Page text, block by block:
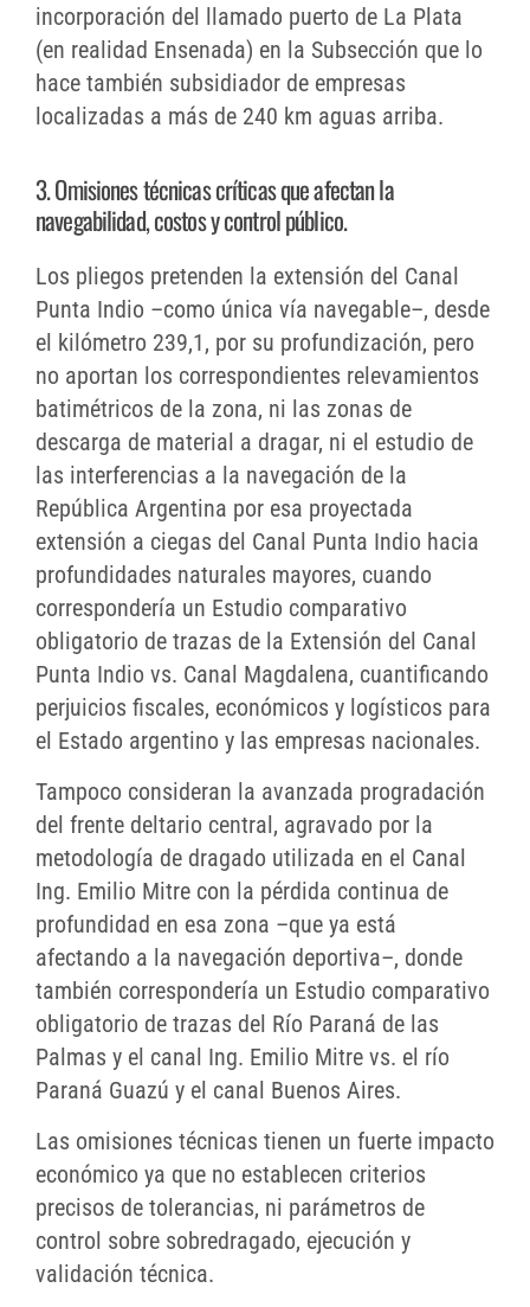
incorporación del llamado puerto de La Plata
(en realidad Ensenada) en la Subsección que lo
hace también subsidiador de empresas
localizadas a más de 240 km aguas arriba.
3. Omisiones técnicas críticas que afectan la
navegabilidad, costos y control público.
Los pliegos pretenden la extensión del Canal
Punta Indio –como única vía navegable–, desde
el kilómetro 239,1, por su profundización, pero
no aportan los correspondientes relevamientos
batimétricos de la zona, ni las zonas de
descarga de material a dragar, ni el estudio de
las interferencias a la navegación de la
República Argentina por esa proyectada
extensión a ciegas del Canal Punta Indio hacia
profundidades naturales mayores, cuando
correspondería un Estudio comparativo
obligatorio de trazas de la Extensión del Canal
Punta Indio vs. Canal Magdalena, cuantificando
perjuicios fiscales, económicos y logísticos para
el Estado argentino y las empresas nacionales.
Tampoco consideran la avanzada progradación
del frente deltario central, agravado por la
metodología de dragado utilizada en el Canal
Ing. Emilio Mitre con la pérdida continua de
profundidad en esa zona –que ya está
afectando a la navegación deportiva–, donde
también correspondería un Estudio comparativo
obligatorio de trazas del Río Paraná de las
Palmas y el canal Ing. Emilio Mitre vs. el río
Paraná Guazú y el canal Buenos Aires.
Las omisiones técnicas tienen un fuerte impacto
económico ya que no establecen criterios
precisos de tolerancias, ni parámetros de
control sobre sobredragado, ejecución y
validación técnica.